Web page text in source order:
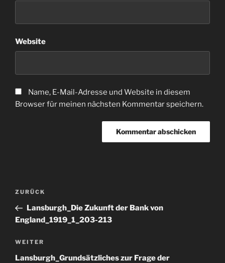
Website
Name, E-Mail-Adresse und Website in diesem
Browser für meinen nächsten Kommentar speichern.
Beitragsnavigation
Vorheriger
Beitrag
ZURÜCK
Lansburgh_Die Zukunft der Bank von
England_1919_1_203-213
Nächster
Beitrag
WEITER
Lansburgh_Grundsätzliches zur Frage der